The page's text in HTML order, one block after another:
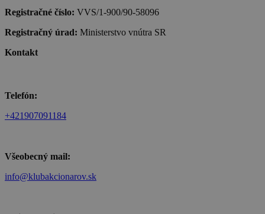
Registračné číslo: VVS/1-900/90-58096
Registračný úrad: Ministerstvo vnútra SR
Kontakt
Telefón:
+421907091184
Všeobecný mail:
info@klubakcionarov.sk